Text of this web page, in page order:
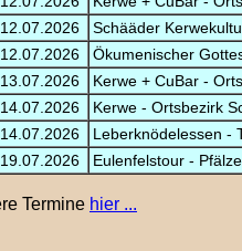
12.07.2026
Schääder
12.07.2026
Ökumenischer
13.07.2026
Kerwe + CuBar -
14.07.2026
Kerwe - Ortsbezirk
14.07.2026
Leberknödelessen -
19.07.2026 Eulenfelstour -
Termine hier ...